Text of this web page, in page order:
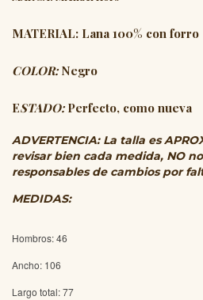
MATERIAL: Lana 100% con forro
COLOR:Negro
ESTADO: Perfecto, como nueva
ADVERTENCIA: La talla es
revisar bien cada medida, NO
responsables de cambios por
MEDIDAS:
Hombros: 46
Ancho: 106
Largo total: 77